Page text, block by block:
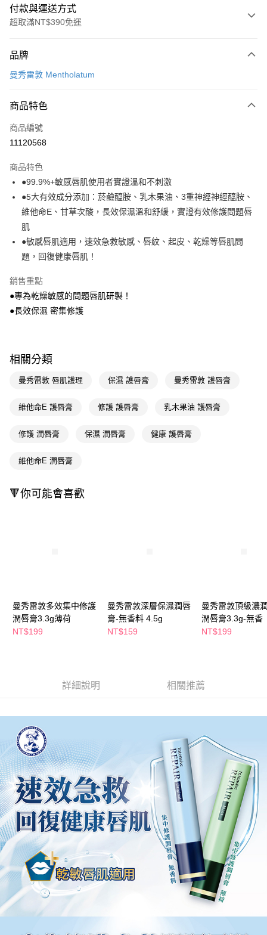
付款與運送方式
超取滿NT$390免運
POYA支付
超商取貨付款
LINE Pay
街口支付
悠遊付
Google Pay
AFTEE先享後付
相關說明
AFTEE先享後付是「在收到商品之後才付款」的支付方式。 讓您購物簡單
１．簡單：不需註冊會員、不需綁卡、不需儲值。
２．便利：只要手機號碼，簡訊認證，即可結帳。
１．於結帳方式選擇「AFTEE先享後付」後，將跳轉至「AFTEE先享後付」
結帳頁面，進行簡訊認證並確認金額後，即可完成結帳。
３．收到繳費通知簡訊後14天內，點擊此簡訊中的連結，可透過四大超商／
※ 請注意：結帳手續完成當下不需立刻繳費，但若您需要取消訂單，請聯絡
※ 交易是否成功請以「AFTEE先享後付 」之結帳頁面顯示為準，若有關於
客戶支援中心」https://netprotections.freshdesk.com/support/home
１．透過由恩沛科技股份有限公司提供之「AFTEE先享後付」服務完成之交
５．嚴禁一人註冊多個帳號或使用他人資訊註冊。若發現惡意使用之情形，
恩沛科技股份有限公司將有權停止該用戶之使用額度並採取法律行動。
即享券
運送方式
付款後全家取貨
每筆NT$65，滿NT$390(含以上)免運費
付款後萊爾富取貨
每筆NT$65，滿NT$490(含以上)免運費
每筆NT$65，滿NT$490(含以上)免運費
每筆NT$80，滿NT$290(含以上)免運費
品牌
曼秀雷敦 Mentholatum
商品特色
商品編號
11120568
商品特色
●99.9%+敏感唇肌使用者實證溫和不刺激
●5大有效成分添加：菸鹼醯胺、乳木果油、3重神經神經醯胺、
維他命E、甘草次酸，長效保濕溫和舒緩，實證有效修護問題唇
肌
●敏感唇肌適用，速效急救敏感、唇紋、起皮、乾燥等唇肌問
題，回復健康唇肌！
銷售重點
●專為乾燥敏感的問題唇肌研製！
●長效保濕 密集修護
相關分類
曼秀雷敦 唇肌護理 保濕 護唇膏 曼秀雷敦 護唇膏
維他命E 護唇膏 修護 護唇膏 乳木果油 護唇膏
修護 潤唇膏 保濕 潤唇膏 健康 護唇膏
維他命E 潤唇膏
🔻你可能會喜歡
曼秀雷敦多效集中修護
潤唇膏3.3g薄荷
NT$199
曼秀雷敦深層保濕潤唇
膏-無香料 4.5g
NT$159
曼秀雷敦頂級濃
潤唇膏3.3g-無香
NT$199
詳細說明 相關推薦